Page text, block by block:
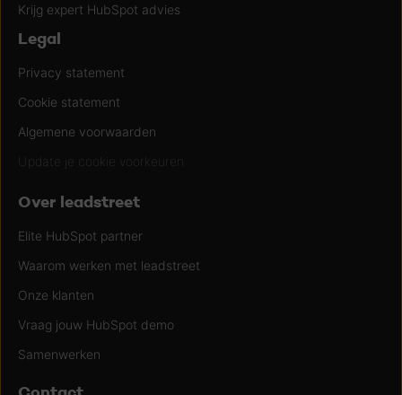
Krijg expert HubSpot advies
Legal
Privacy statement
Cookie statement
Algemene voorwaarden
Update je cookie voorkeuren
Over leadstreet
Elite HubSpot partner
Waarom werken met leadstreet
Onze klanten
Vraag jouw HubSpot demo
Samenwerken